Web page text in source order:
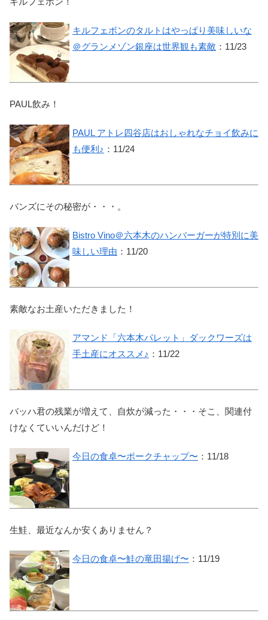
キルフェボンのタルトはやっぱり美味しいな
＠グランメゾン銀座は世界観も素敵 ：11/23
PAUL飲み！
PAUL アトレ四谷店はおしゃれなチョイ飲みに
も便利♪ ：11/24
バンズにその秘密が・・・。
Bistro Vino＠六本木のハンバーガーが特別に美
味しい理由 ：11/20
素敵なお土産いただきました！
アマンド「六本木パレット」ダックワーズは
手土産にオススメ♪ ：11/22
バッハ君の残業が増えて、自炊が減った・・・そこ、関連付
けなくていいんだけど！
今日の食卓〜ポークチャップ〜 ：11/18
生鮭、最近なんか安くありません？
今日の食卓〜鮭の竜田揚げ〜 ：11/19